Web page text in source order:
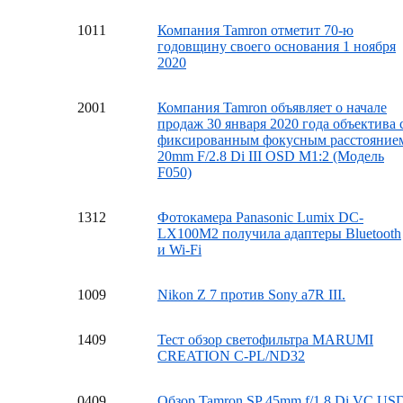
1011
Компания Tamron отметит 70-ю
годовщину своего основания 1 ноября
2020
2001
Компания Tamron объявляет о начале
продаж 30 января 2020 года объектива
фиксированным фокусным
20mm F/2.8 Di III OSD M1:2 (Модель
F050)
1312
Фотокамера Panasonic Lumix DC-
LX100M2 получила адаптеры Bluetooth
и Wi-Fi
1009 Nikon Z 7 против Sony a7R III.
1409
Тест обзор светофильтра MARUMI
CREATION C-PL/ND32